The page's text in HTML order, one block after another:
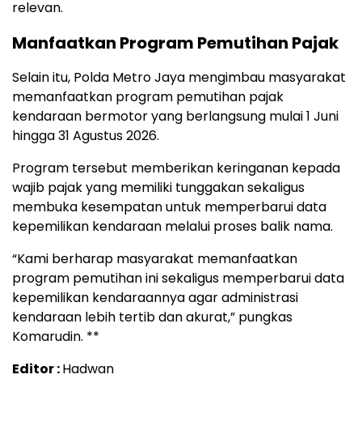
relevan.
Manfaatkan Program Pemutihan Pajak
Selain itu, Polda Metro Jaya mengimbau masyarakat
memanfaatkan program pemutihan pajak
kendaraan bermotor yang berlangsung mulai 1 Juni
hingga 31 Agustus 2026.
Program tersebut memberikan keringanan kepada
wajib pajak yang memiliki tunggakan sekaligus
membuka kesempatan untuk memperbarui data
kepemilikan kendaraan melalui proses balik nama.
“Kami berharap masyarakat memanfaatkan
program pemutihan ini sekaligus memperbarui data
kepemilikan kendaraannya agar administrasi
kendaraan lebih tertib dan akurat,” pungkas
Komarudin. **
Editor :Hadwan